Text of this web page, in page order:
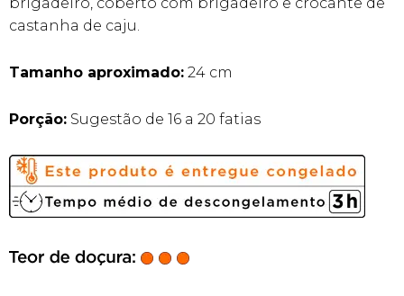
castanha de caju.
Tamanho aproximado: 24 cm
Porção: Sugestão de 16 a 20 fatias